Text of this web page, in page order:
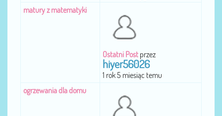
matury z matematyki
Ostatni Post przez
hiyer56026
1 rok 5 miesiąc temu
ogrzewania dla domu